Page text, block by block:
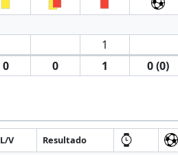
1
0 0 1 0 (0)
L/V Resultado